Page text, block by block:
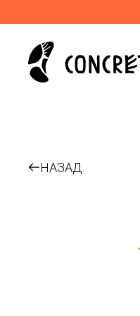
НАЗАД